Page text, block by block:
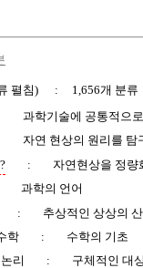
펼침)
: 1,656개 분류
과학기술에 공통적으
자연 현상의 원리를 탐
:
자연현상을 정량
과학의 언어
:
추상적인 상상의
학 :
수학의 기초
리 :
구체적인 대